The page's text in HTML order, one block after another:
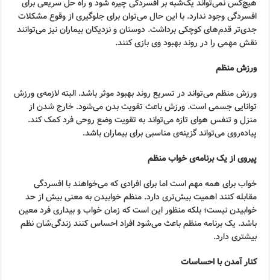
هیچ‌کس نمی‌تواند یک‌شبه بر افسردگی چیره شود و راه حل سریعی برای
افسردگی وجود ندارد. با این حال می‌توان برای جلوگیری از وقوع مشکلات
جدی‌تر قدم‌های کوچکی برداشت. دوستان و نزدیکان بیماران نیز می‌توانند
نقش مهمی را در روند بهبود وی بازی کنند.
ورزش منظم
ورزش منظم می‌تواند در تسریع روند بهبود موثر باشد. البته لازمه‌ی ورزش
توانایی جسمی است. ورزش باعث تقویت بدن می‌شود. خارج شدن از
منزل و تنفس هوای تازه می‌تواند به تقویت وضع روحی فرد کمک کند.
پیاده‌روی می‌تواند گزینه‌ی مناسبی برای بیماران باشد.
پیروی از یک برنامه‌ی خواب منظم
خواب برای همه مهم است اما برای افرادی که می‌خواهند با افسردگی
مقابله کنند اهمیت بیش‌تری دارد. منظم خوابیدن به معنی بیش از حد
خوابیدن نیست؛ بلکه منظور این است که زمان خواب و بیداری فرد معین
باشد. یک برنامه منظم باعث می‌شود افراد احساس کنند زندگی‌شان نظم
بیشتری دارد.
کنار آمدن با احساسات